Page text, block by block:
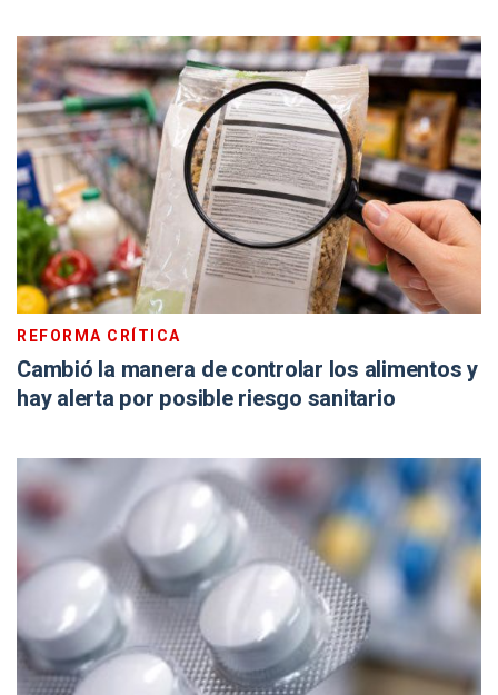
REFORMA CRÍTICA
Cambió la manera de controlar los alimentos y
hay alerta por posible riesgo sanitario